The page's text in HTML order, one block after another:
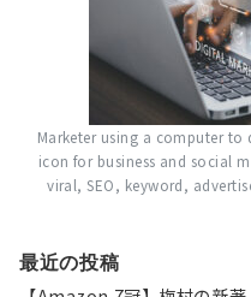
Marketer using a computer
icon for business and social
viral, SEO, keyword,
最近の投稿